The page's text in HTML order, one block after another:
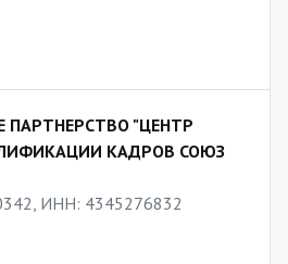
ПАРТНЕРСТВО "ЦЕНТР
КАДРОВ СОЮЗ
ИНН: 4345276832